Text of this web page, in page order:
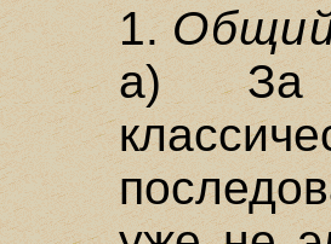
1.
а) За